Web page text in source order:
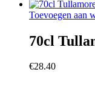
Toevoegen aan
70cl
€28.40